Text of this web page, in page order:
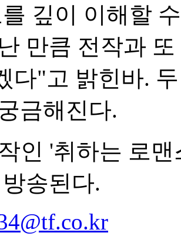
깊이 이해할
만큼 전작과
다"고 밝힌바.
금해진다.
인 '취하는 로
송된다.